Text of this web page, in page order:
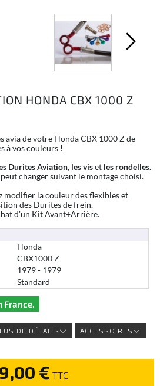
HONDA CBX 1000 Z
avia de votre Honda CBX 1000 Z de
à vos couleurs !
Durites Aviation, les viset les rondelles.
changer suivant le montage choisi.
modifier la couleur des flexibles et
des Durites de frein.
d'un Kit Avant+Arrière.
Honda
CBX1000 Z
1979 - 1979
Standard
DE DÉTAILS ACCESSOIRES
€ TTC